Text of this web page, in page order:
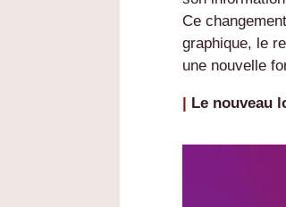
Ce
graphique, le
une nouvelle
Le nouveau